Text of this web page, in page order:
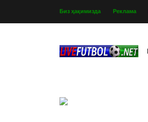
Биз ҳақимизда Реклама